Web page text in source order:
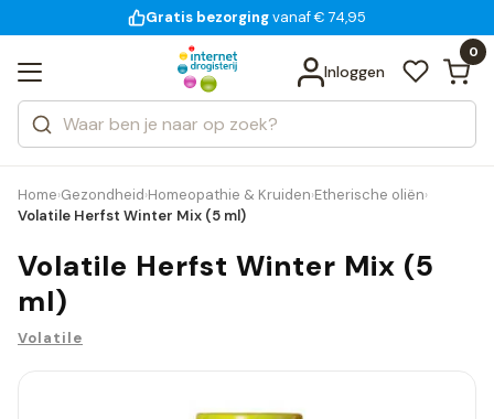
voor 18:00 uur besteld
Gratis bezorgingvanaf € 74,95
Inloggen
0
Zoeken
Categorieën
Merken
Bekijk alle resultaten
Home›Gezondheid›Homeopathie & Kruiden›Etherische oliën›
Volatile Herfst Winter Mix (5 ml)
Volatile Herfst Winter Mix (5
ml)
Volatile